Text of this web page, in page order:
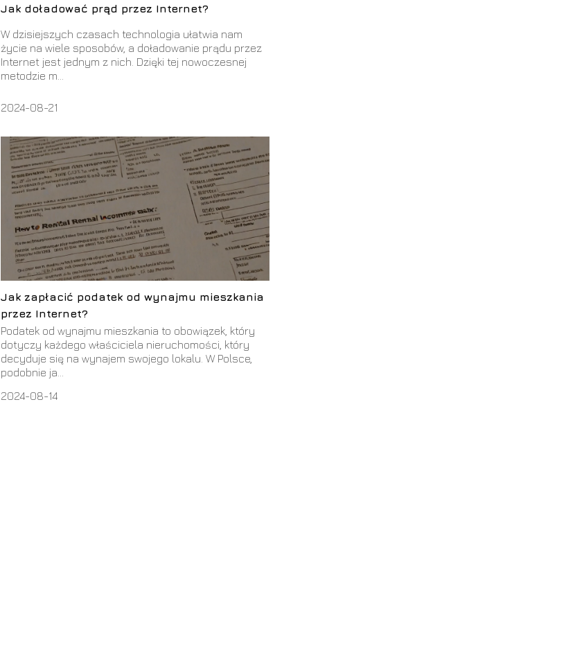
Jak doładować prąd przez Internet?
W dzisiejszych czasach technologia ułatwia nam
życie na wiele sposobów, a doładowanie prądu przez
Internet jest jednym z nich. Dzięki tej nowoczesnej
metodzie m...
2024-08-21
Jak zapłacić podatek od wynajmu mieszkania
przez Internet?
Podatek od wynajmu mieszkania to obowiązek, który
dotyczy każdego właściciela nieruchomości, który
decyduje się na wynajem swojego lokalu. W Polsce,
podobnie ja...
2024-08-14